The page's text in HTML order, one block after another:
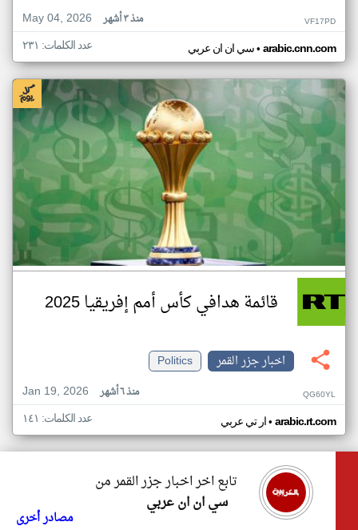
May 04, 2026
منذ ٣ أشهر VF17PD
سي ان ان عربي• arabic.cnn.com عدد الكلمات: ٢٣١
قائمة هدافي كأس أمم إفريقيا 2025
اخبار جزر القمر
Politics
Jan 19, 2026
منذ ٦ أشهر QG60YL
ار تي عربي• arabic.rt.com عدد الكلمات: ١٤١
تابع اخر اخبار جزر القمر من
سي ان ان عربي
مصادر أخرى